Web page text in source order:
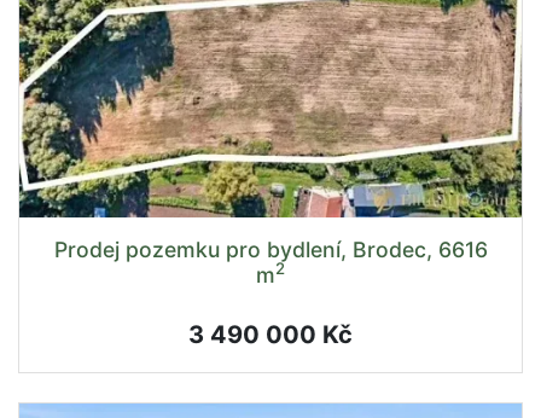
Prodej pozemku pro bydlení, Brodec, 6616
m2
3 490 000 Kč